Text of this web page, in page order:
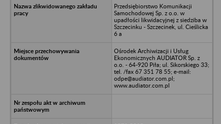
Przedsiębiorstwo Komunikacji
Samochodowej Sp. z o.o. w
upadłości likwidacyjnej z siedziba w
Szczecinku - Szczecinek, ul. Cieślicka
6 a
Ośrodek Archiwizacji i Usług
Ekonomicznych AUDIATOR Sp. z
o.o. - 64-920 Piła; ul. Sikorskiego 33;
tel. /fax 67 351 78 55; e-mail:
odpe@audiator.com.pl;
www.audiator.com.pl